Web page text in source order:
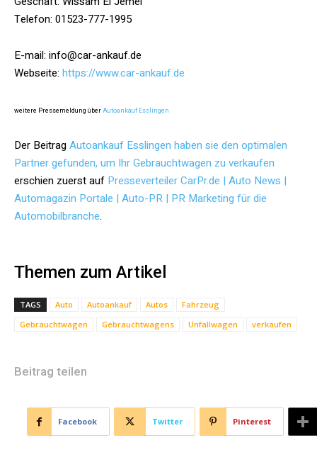
Telefon: 01523-777-1995
E-mail: info@car-ankauf.de
Webseite: https://www.car-ankauf.de
weitere Pressemeldung überAutoankauf Esslingen
Der BeitragAutoankauf Esslingen haben sie den optimalen
Partner gefunden, um Ihr Gebrauchtwagen zu verkaufen
erschien zuerst auf Presseverteiler CarPr.de | Auto News |
Automagazin Portale | Auto-PR | PR Marketing für die
Automobilbranche.
Themen zum Artikel
TAGS Auto Autoankauf Autos
Fahrzeug
Gebrauchtwagen
Gebrauchtwagens Unfallwagen verkaufen
Beitrag teilen
Facebook Twitter Pinterest